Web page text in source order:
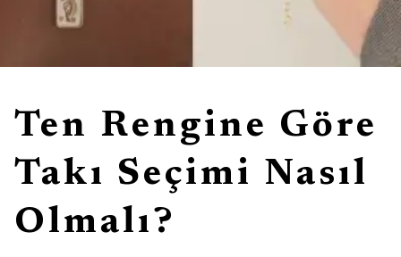
Ten Rengine Göre
Takı Seçimi Nasıl
Olmalı?